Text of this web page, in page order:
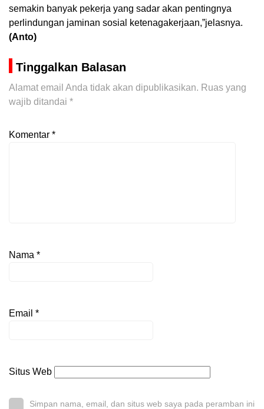
semakin banyak pekerja yang sadar akan pentingnya
perlindungan jaminan sosial ketenagakerjaan,”jelasnya.
(Anto)
Tinggalkan Balasan
Alamat email Anda tidak akan dipublikasikan. Ruas yang
wajib ditandai *
Komentar *
Nama *
Email *
Situs Web
Simpan nama, email, dan situs web saya pada peramban ini